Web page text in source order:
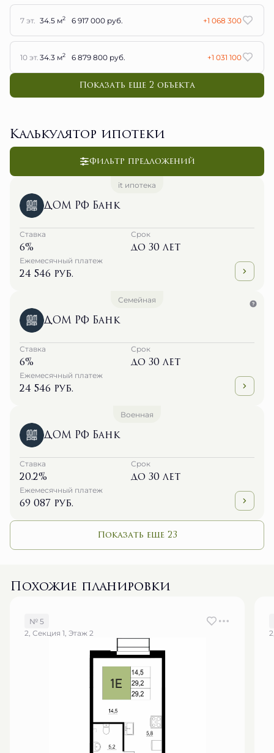
7 эт. 34.5 м2 6 917 000 руб. +1 068 300
10 эт. 34.3 м2 6 879 800 руб. +1 031 100
Показать еще 2 объектa
Калькулятор ипотеки
Фильтр предложений
it ипотека
ДОМ РФ Банк
Ставка
6%
Срок
до 30 лет
Ежемесячный платеж
24 546 руб.
Семейная
ДОМ РФ Банк
Ставка
6%
Срок
до 30 лет
Ежемесячный платеж
24 546 руб.
Военная
ДОМ РФ Банк
Ставка
20.2%
Срок
до 30 лет
Ежемесячный платеж
69 087 руб.
Показать еще 23
Похожие планировки
№ 5
2, Секция 1, Этаж 2